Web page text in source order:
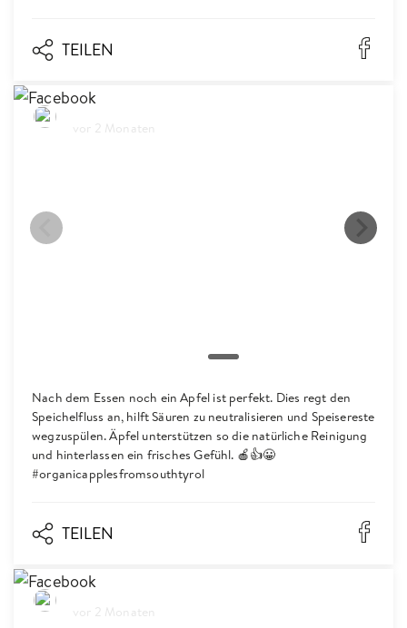
TEILEN
vor 2 Monaten
Nach dem Essen noch ein Apfel ist perfekt. Dies regt den
Speichelfluss an, hilft Säuren zu neutralisieren und Speisereste
wegzuspülen. Äpfel unterstützen so die natürliche Reinigung
und hinterlassen ein frisches Gefühl. 🍎👍😀
#organicapplesfromsouthtyrol
TEILEN
vor 2 Monaten